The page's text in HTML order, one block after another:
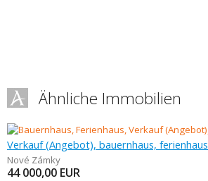
Ähnliche Immobilien
Verkauf (Angebot), bauernhaus, ferienhaus
Nové Zámky
44 000,00 EUR